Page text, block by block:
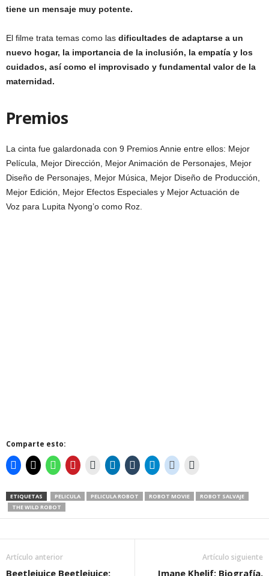
tiene un mensaje muy potente.
El filme trata temas como las dificultades de adaptarse a un
nuevo hogar, la importancia de la inclusión, la empatía y los
cuidados, así como el improvisado y fundamental valor de la
maternidad.
Premios
La cinta fue galardonada con 9 Premios Annie entre ellos: Mejor
Película, Mejor Dirección, Mejor Animación de Personajes, Mejor
Diseño de Personajes, Mejor Música, Mejor Diseño de Producción,
Mejor Edición, Mejor Efectos Especiales y Mejor Actuación de
Voz para Lupita Nyong’o como Roz.
Comparte esto:
ETIQUETAS PELICULA PELICULA ROBOT ROBOT MOVIE
ROBOT SALVAJE
THE WILD ROBOT
Artículo anterior
Beetlejuice Beetlejuice:
Artículo siguiente
Imane Khelif: Biografía,